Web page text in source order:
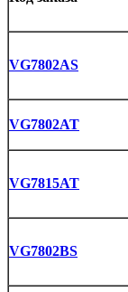
VG7802AS
VG7802AT
VG7815AT
VG7802BS